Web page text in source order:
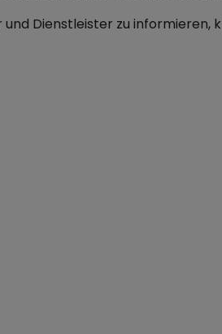
Dienstleister zu informieren,